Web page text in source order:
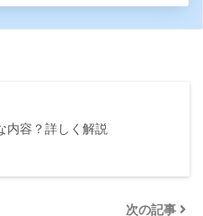
内容？詳しく解説
次の記事